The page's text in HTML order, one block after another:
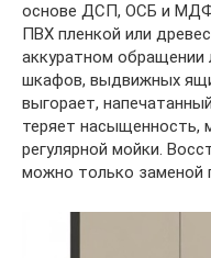
основе ДСП, ОСБ и МДФ
ПВХ пленкой или
аккуратном обращении
шкафов, выдвижных
выгорает,
теряет насыщенность,
регулярной мойки.
можно только заменой